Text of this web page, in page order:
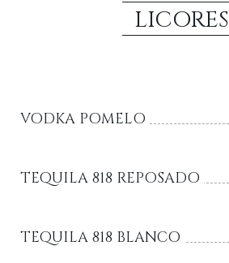
LICORES
VODKA POMELO
TEQUILA 818 REPOSADO
TEQUILA 818 BLANCO